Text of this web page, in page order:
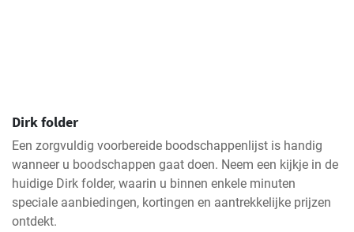
Dirk folder
Een zorgvuldig voorbereide boodschappenlijst is handig
wanneer u boodschappen gaat doen. Neem een kijkje in de
huidige Dirk folder, waarin u binnen enkele minuten
speciale aanbiedingen, kortingen en aantrekkelijke prijzen
ontdekt.